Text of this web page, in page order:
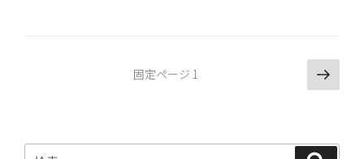
固定ページ 1 次
の
ジ